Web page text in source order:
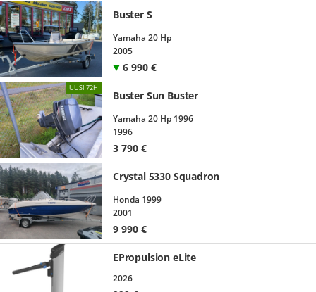
Buster S
Yamaha 20 Hp
2005
6 990 €
UUSI 72H
Buster Sun Buster
Yamaha 20 Hp 1996
1996
3 790 €
Crystal 5330 Squadron
Honda 1999
2001
9 990 €
EPropulsion eLite
2026